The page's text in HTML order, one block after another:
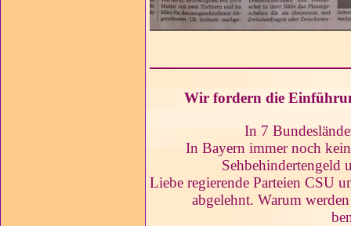
YouTube
Wir fordern die
In 7
In Bayern immer noch
Sehbehindertengeld
Liebe regierende Parteien CSU
abgelehnt. Warum